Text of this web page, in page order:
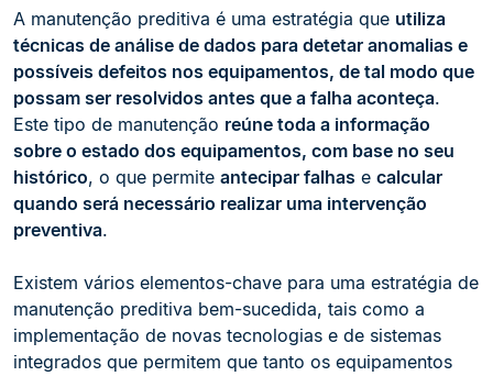
A manutenção preditiva é uma estratégia que utiliza
técnicas de análise de dados para detetar anomalias e
possíveis defeitos nos equipamentos, de tal modo que
possam ser resolvidos antes que a falha aconteça.
Este tipo de manutenção reúne toda a informação
sobre o estado dos equipamentos, com base no seu
histórico, o que permite antecipar falhas e calcular
quando será necessário realizar uma intervenção
preventiva.
Existem vários elementos-chave para uma estratégia de
manutenção preditiva bem-sucedida, tais como a
implementação de novas tecnologias e de sistemas
integrados que permitem que tanto os equipamentos